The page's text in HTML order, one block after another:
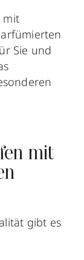
mit
Sie und
mit
gibt es